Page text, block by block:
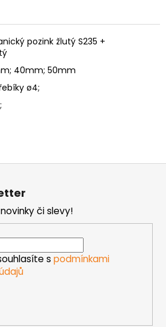
pozink žlutý S235 +
40mm; 50mm
ø4;
či slevy!
s podmínkami